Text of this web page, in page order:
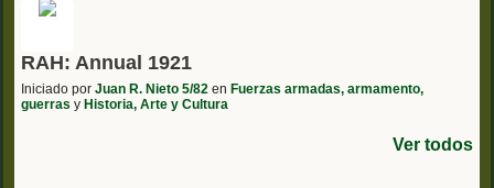
RAH: Annual 1921
Iniciado por Juan R. Nieto 5/82 en Fuerzas armadas, armamento,
guerras y Historia, Arte y Cultura
Ver todos